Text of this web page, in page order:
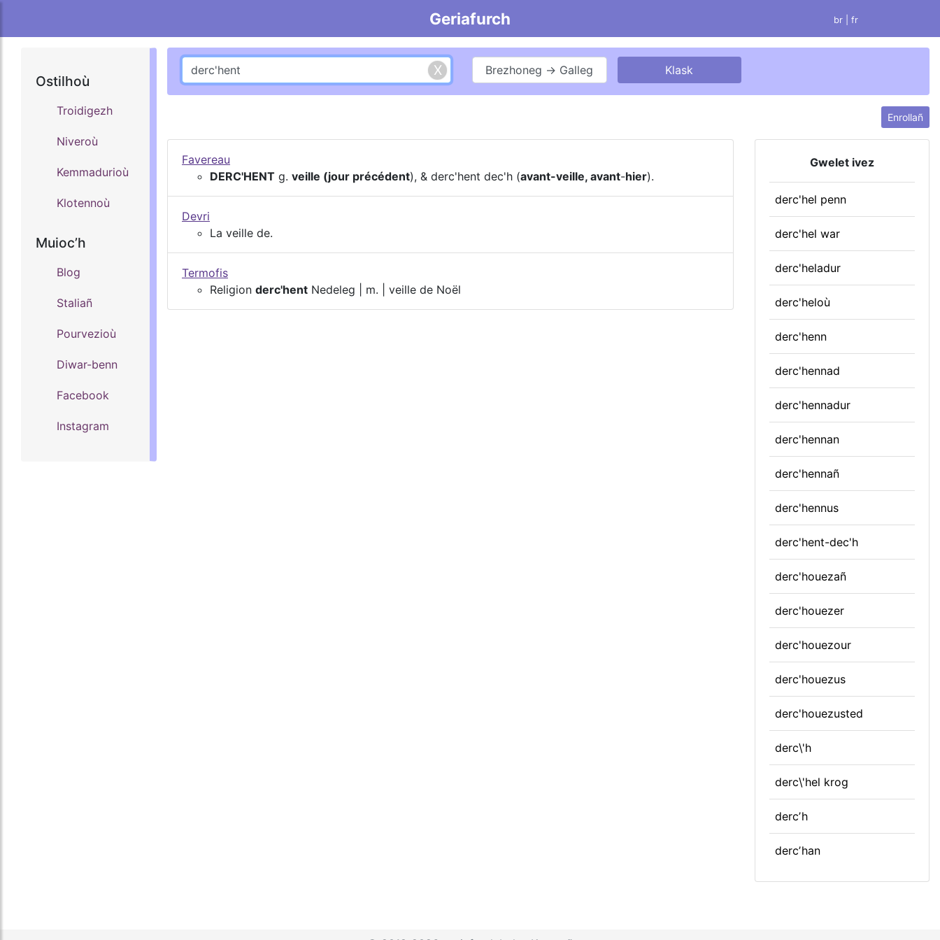
Geriafurch br | fr
Ostilhoù
Troidigezh
Niveroù
Kemmadurioù
Klotennoù
Muiocʼh
Blog
Staliañ
Pourvezioù
Diwar-benn
Facebook
Instagram
Brezhoneg → Galleg
Enrollañ
Favereau
DERC'HENT g. veille (jour précédent), & derc'hent dec'h (avant-veille, avant-hier).
Devri
La veille de.
Termofis
Religion derc'hent Nedeleg | m. | veille de Noël
Gwelet ivez
derc'hel penn
derc'hel war
derc'heladur
derc'heloù
derc'henn
derc'hennad
derc'hennadur
derc'hennan
derc'hennañ
derc'hennus
derc'hent-dec'h
derc'houezañ
derc'houezer
derc'houezour
derc'houezus
derc'houezusted
derc\'h
derc\'hel krog
dercʼh
dercʼhan